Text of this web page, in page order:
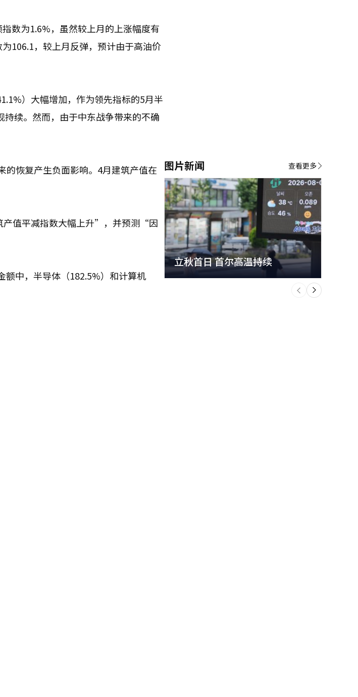
数为1.6%，虽然较上月的上涨幅度有
106.1，较上月反弹，预计由于高油价
）大幅增加，作为领先指标的5月半
续。然而，由于中东战争带来的不确
的恢复产生负面影响。4月建筑产值在
产值平减指数大幅上升”，并预测“因
额中，半导体（182.5%）和计算机
图片新闻
立秋首日 首尔高温持续
下
一
个
查看更多